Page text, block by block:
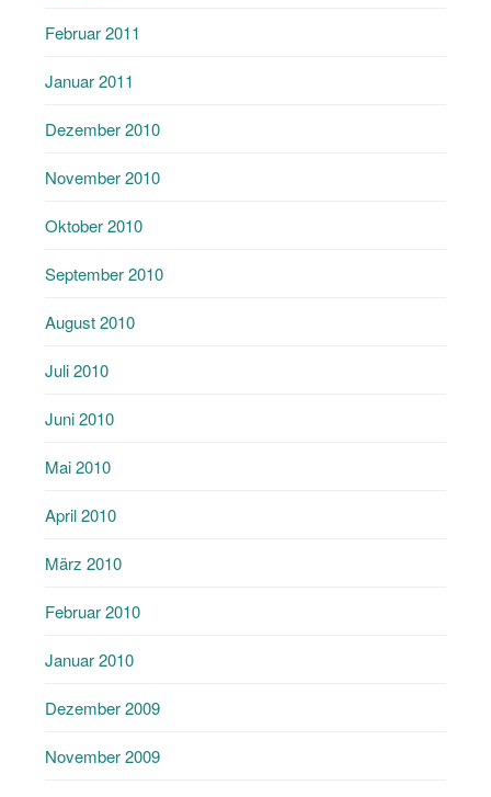
Februar 2011
Januar 2011
Dezember 2010
November 2010
Oktober 2010
September 2010
August 2010
Juli 2010
Juni 2010
Mai 2010
April 2010
März 2010
Februar 2010
Januar 2010
Dezember 2009
November 2009